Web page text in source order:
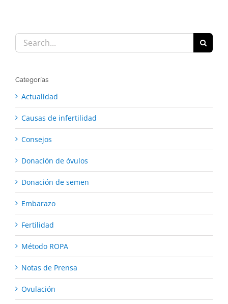
Search
for:
Categorías
Actualidad
Causas de infertilidad
Consejos
Donación de óvulos
Donación de semen
Embarazo
Fertilidad
Método ROPA
Notas de Prensa
Ovulación